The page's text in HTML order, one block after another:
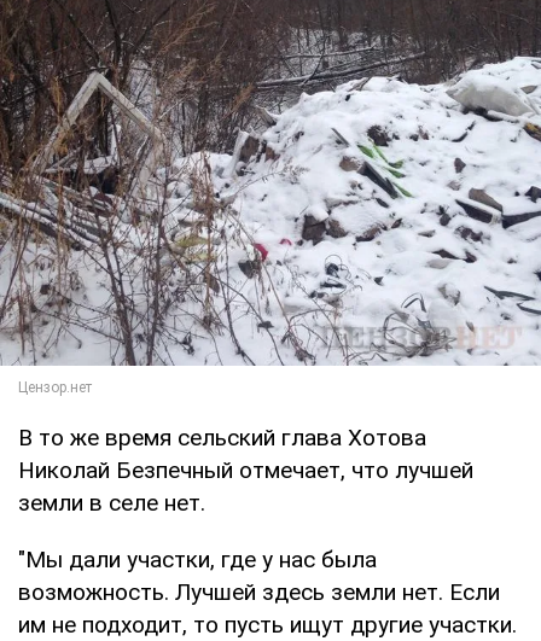
В то же время сельский глава Хотова
Николай Безпечный отмечает, что лучшей
земли в селе нет.
"Мы дали участки, где у нас была
возможность. Лучшей здесь земли нет. Если
им не подходит, то пусть ищут другие участки.